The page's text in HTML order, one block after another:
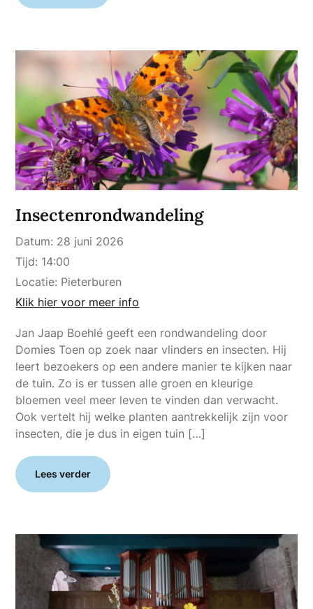
Insectenrondwandeling
Datum: 28 juni 2026
Tijd: 14:00
Locatie: Pieterburen
Klik hier voor meer info
Jan Jaap Boehlé geeft een rondwandeling door
Domies Toen op zoek naar vlinders en insecten. Hij
leert bezoekers op een andere manier te kijken naar
de tuin. Zo is er tussen alle groen en kleurige
bloemen veel meer leven te vinden dan verwacht.
Ook vertelt hij welke planten aantrekkelijk zijn voor
insecten, die je dus in eigen tuin […]
Lees verder